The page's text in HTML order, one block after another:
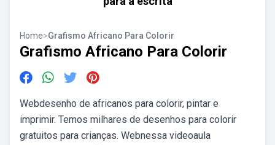
Home>Grafismo Africano Para Colorir
Grafismo Africano Para Colorir
Webdesenho de africanos para colorir, pintar e
imprimir. Temos milhares de desenhos para colorir
gratuitos para crianças. Webnessa videoaula